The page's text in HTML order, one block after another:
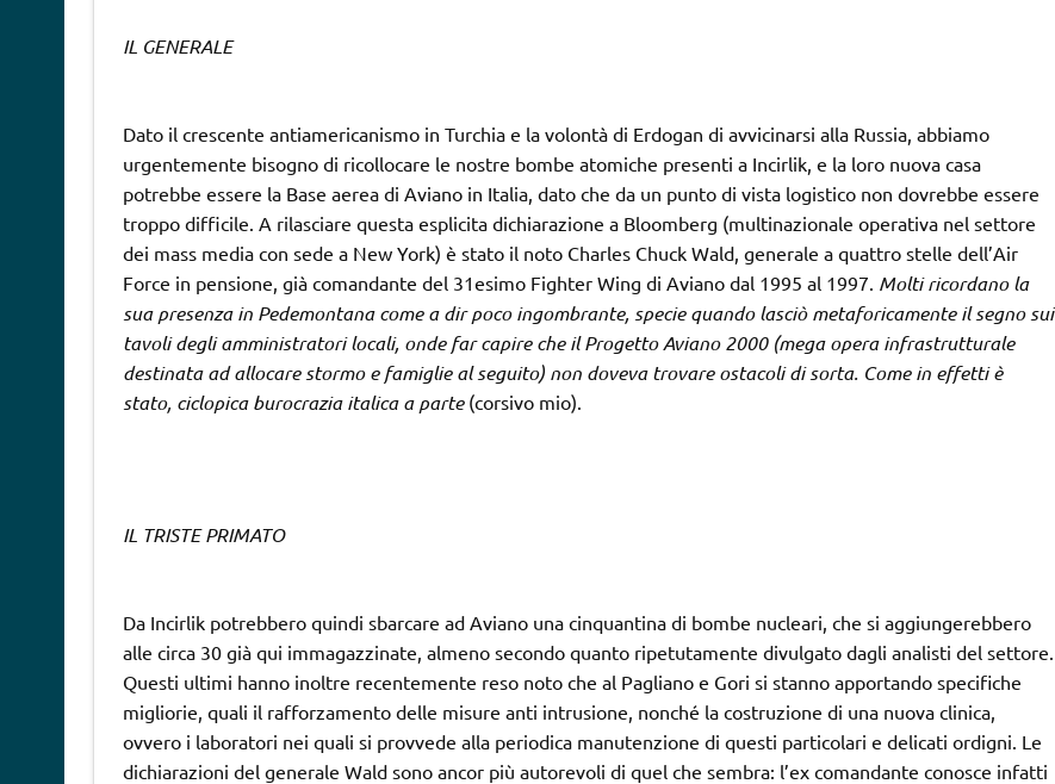
IL GENERALE
Dato il crescente antiamericanismo in Turchia e la volontà di Erdogan di avvicinarsi alla Russia, abbiamo
urgentemente bisogno di ricollocare le nostre bombe atomiche presenti a Incirlik, e la loro nuova casa
potrebbe essere la Base aerea di Aviano in Italia, dato che da un punto di vista logistico non dovrebbe essere
troppo difficile. A rilasciare questa esplicita dichiarazione a Bloomberg (multinazionale operativa nel settore
dei mass media con sede a New York) è stato il noto Charles Chuck Wald, generale a quattro stelle dell’Air
Force in pensione, già comandante del 31esimo Fighter Wing di Aviano dal 1995 al 1997. Molti ricordano la
sua presenza in Pedemontana come a dir poco ingombrante, specie quando lasciò metaforicamente il segno sui
tavoli degli amministratori locali, onde far capire che il Progetto Aviano 2000 (mega opera infrastrutturale
destinata ad allocare stormo e famiglie al seguito) non doveva trovare ostacoli di sorta. Come in effetti è
stato, ciclopica burocrazia italica a parte(corsivo mio).
IL TRISTE PRIMATO
Da Incirlik potrebbero quindi sbarcare ad Aviano una cinquantina di bombe nucleari, che si aggiungerebbero
alle circa 30 già qui immagazzinate, almeno secondo quanto ripetutamente divulgato dagli analisti del settore.
Questi ultimi hanno inoltre recentemente reso noto che al Pagliano e Gori si stanno apportando specifiche
migliorie, quali il rafforzamento delle misure anti intrusione, nonché la costruzione di una nuova clinica,
ovvero i laboratori nei quali si provvede alla periodica manutenzione di questi particolari e delicati ordigni. Le
dichiarazioni del generale Wald sono ancor più autorevoli di quel che sembra: l’ex comandante conosce infatti